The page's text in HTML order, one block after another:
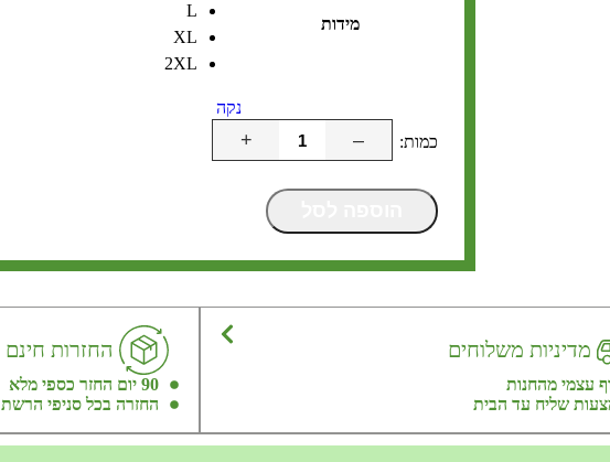
מידות
L
XL
2XL
נקה
–
+
מדיניות משלוחים
עצמי מהחנות
שליח עד הבית
החזרות חינם
90 יום החזר כספי מלא
החזרה בכל סניפי הרשת